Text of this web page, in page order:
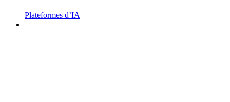
Plateformes d’IA